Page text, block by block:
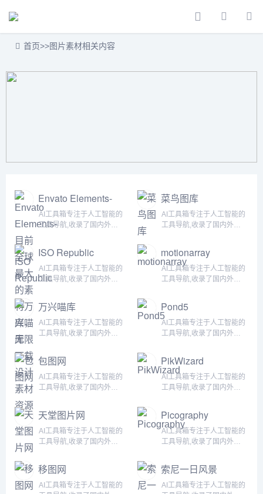
首页>>图片素材相关内容
Envato Elements-
目前全球最大的素
材库，无限下载设
AI工具箱专注于人工智能的
工具导航,收录了国内外
入人工智能浪潮，自动化高
效完成任务！...
菜鸟图库
AI工具箱专注于人工智能的
工具导航,收录了国内外
入人工智能浪潮，自动化高
效完成任务！...
ISO Republic
AI工具箱专注于人工智能的
工具导航,收录了国内外
供丰富的AI资源。帮助您加
入人工智能浪潮，自动化高
效完成任务！...
motionarray
AI工具箱专注于人工智能的
工具导航,收录了国内外
入人工智能浪潮，自动化高
效完成任务！...
万兴喵库
AI工具箱专注于人工智能的
工具导航,收录了国内外
供丰富的AI资源。帮助您加
入人工智能浪潮，自动化高
效完成任务！...
Pond5
AI工具箱专注于人工智能的
工具导航,收录了国内外
入人工智能浪潮，自动化高
效完成任务！...
包图网
AI工具箱专注于人工智能的
工具导航,收录了国内外
供丰富的AI资源。帮助您加
入人工智能浪潮，自动化高
效完成任务！...
PikWizard
AI工具箱专注于人工智能的
工具导航,收录了国内外
入人工智能浪潮，自动化高
效完成任务！...
天堂图片网
AI工具箱专注于人工智能的
工具导航,收录了国内外
供丰富的AI资源。帮助您加
入人工智能浪潮，自动化高
效完成任务！...
Picography
AI工具箱专注于人工智能的
工具导航,收录了国内外
供丰富的AI资源。帮助您加
入人工智能浪潮，自动化高
效完成任务！...
移图网
AI工具箱专注于人工智能的
索尼一日风景
AI工具箱专注于人工智能的